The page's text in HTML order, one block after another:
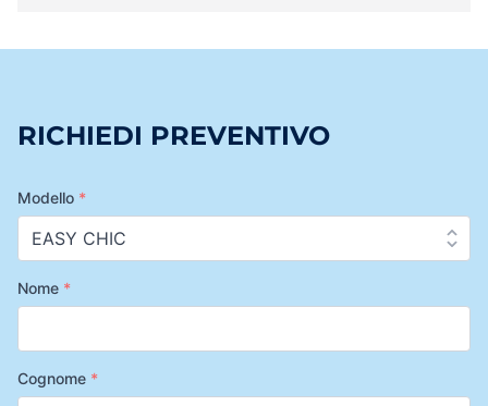
RICHIEDI PREVENTIVO
Modello *
Nome *
Cognome *